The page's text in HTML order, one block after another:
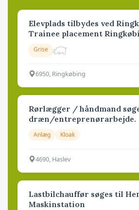
Elevplads tilbydes ved
Trainee placement
Grise
6950, Ringkøbing
Rørlægger / håndmand
dræn/entreprenørarbejde.
Anlæg Kloak
4690, Haslev
Lastbilchauffør søges til
Maskinstation